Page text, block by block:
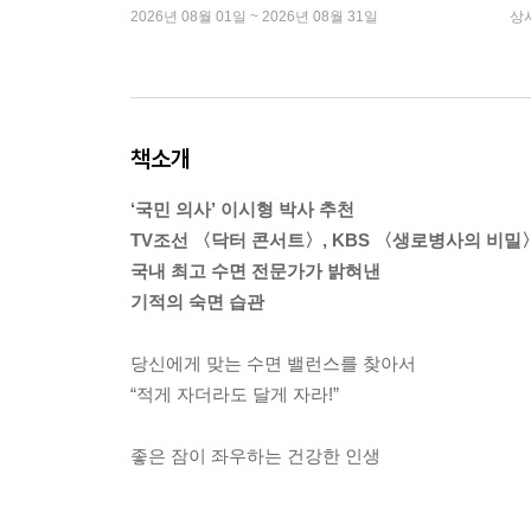
2026년 08월 01일 ~ 2026년 08월 31일 상
책소개
‘국민 의사’ 이시형 박사 추천
TV조선 〈닥터 콘서트〉, KBS 〈생로병사의 비밀
국내 최고 수면 전문가가 밝혀낸
기적의 숙면 습관
당신에게 맞는 수면 밸런스를 찾아서
“적게 자더라도 달게 자라!”
좋은 잠이 좌우하는 건강한 인생